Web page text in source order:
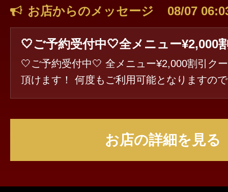
お店からのメッセージ 08/07
🤍ご予約受付中🤍 全メニュー¥2,000割引ク
頂けます！ 何度もご利用可能となりますの
用ください💗 皆様のご来店心よりお待ちし
お店の詳細を見る